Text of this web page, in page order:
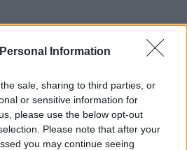
Information
sale, sharing to third parties, or
or sensitive information for
please use the below opt-out
Please note that after your
you may continue seeing